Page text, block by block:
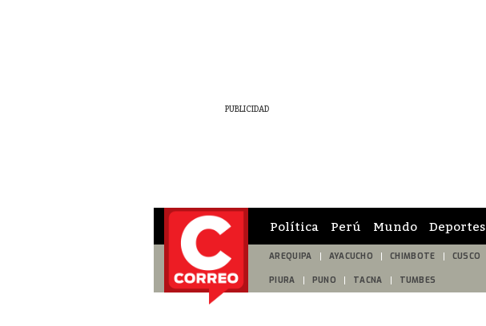
Política Perú Mundo Deportes
AREQUIPA AYACUCHO CHIMBOTE CUSCO
PIURA PUNO TACNA TUMBES